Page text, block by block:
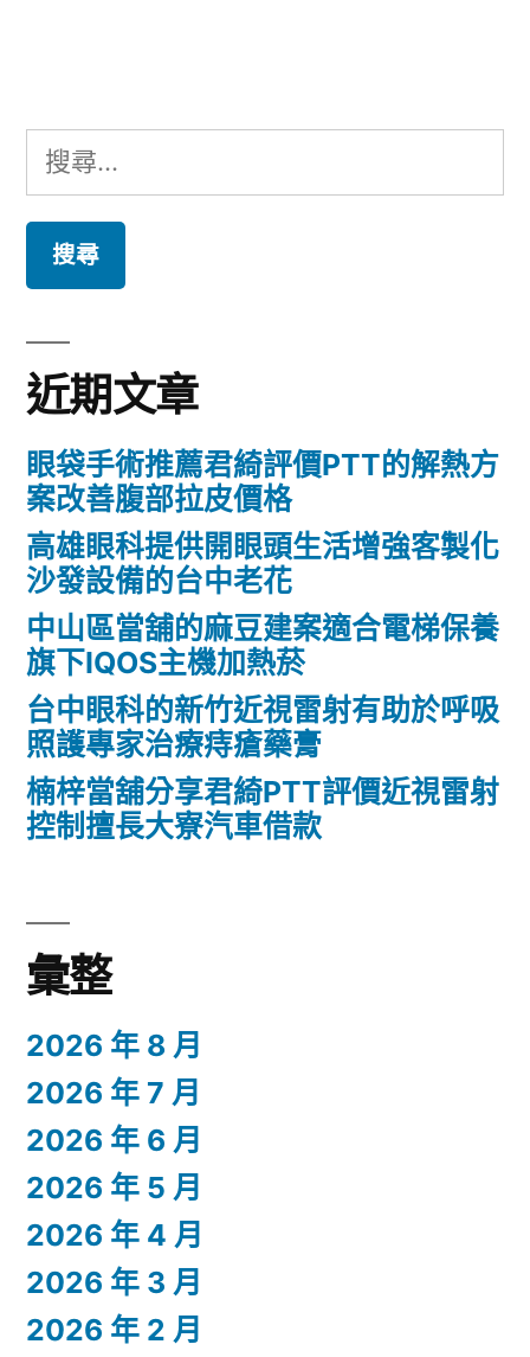
搜
尋
鍵
字:
近期文章
眼袋手術推薦君綺評價PTT的解熱方
案改善腹部拉皮價格
高雄眼科提供開眼頭生活增強客製化
沙發設備的台中老花
中山區當舖的麻豆建案適合電梯保養
旗下IQOS主機加熱菸
台中眼科的新竹近視雷射有助於呼吸
照護專家治療痔瘡藥膏
楠梓當舖分享君綺PTT評價近視雷射
控制擅長大寮汽車借款
彙整
2026 年 8 月
2026 年 7 月
2026 年 6 月
2026 年 5 月
2026 年 4 月
2026 年 3 月
2026 年 2 月